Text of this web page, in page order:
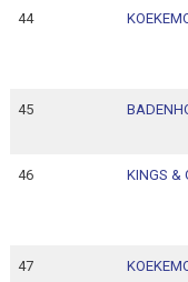
44
45
46 KINGS &
47